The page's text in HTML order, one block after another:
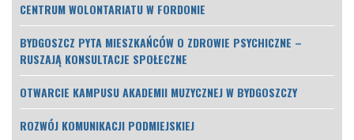
CENTRUM WOLONTARIATU W FORDONIE
BYDGOSZCZ PYTA MIESZKAŃCÓW O ZDROWIE PSYCHICZNE –
RUSZAJĄ KONSULTACJE SPOŁECZNE
OTWARCIE KAMPUSU AKADEMII MUZYCZNEJ W BYDGOSZCZY
ROZWÓJ KOMUNIKACJI PODMIEJSKIEJ